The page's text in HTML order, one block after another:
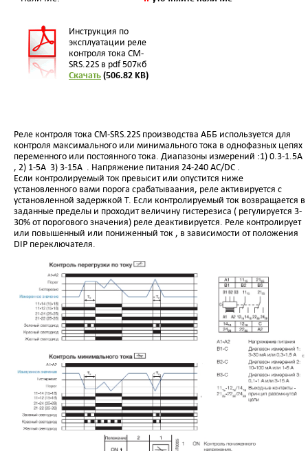
Инструкция по
эксплуатации реле
контроля тока CM-
SRS.22S в pdf 507кб
Скачать(506.82 KB)
Реле контроля тока CM-SRS.22S производства АББ используется для
контроля максимального или минимального тока в однофазных цепях
переменного или постоянного тока. Диапазоны измерений :1) 0.3-1.5А
, 2) 1-5А 3) 3-15A . Напряжение питания 24-240 АС/DC .
Если контролируемый ток превысит или опустится ниже
установленного вами порога срабатываания, реле активируется с
установленной задержкой T. Если контролируемый ток возвращается в
заданные пределы и проходит величину гистерезиса ( регулируется 3-
30% от порогового значения) реле деактивируется. Реле контролирует
или повышенный или пониженный ток , в зависимости от положения
DIP переключателя.